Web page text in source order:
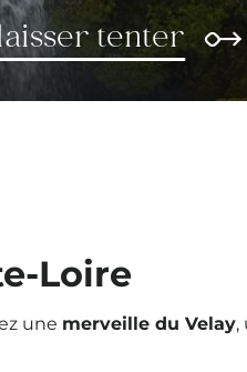
tenter
Loire
une merveille du Velay,